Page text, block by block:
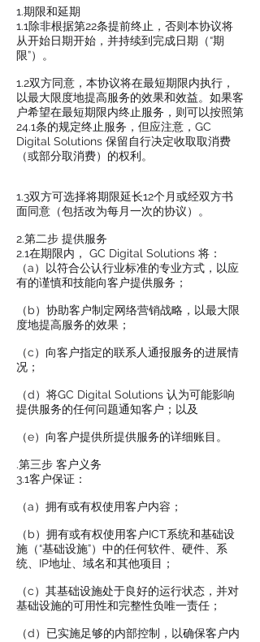
1.期限和延期
1.1除非根据第22条提前终止，否则本协议将
从开始日期开始，并持续到完成日期（“期
限”）。
1.2双方同意，本协议将在最短期限内执行，
以最大限度地提高服务的效果和效益。如果客
户希望在最短期限内终止服务，则可以按照第
24.1条的规定终止服务，但应注意，GC
Digital Solutions 保留自行决定收取取消费
（或部分取消费）的权利。
1.3双方可选择将期限延长12个月或经双方书
面同意（包括改为每月一次的协议）。
2.第二步 提供服务
2.1在期限内， GC Digital Solutions 将：
（a）以符合公认行业标准的专业方式，以应
有的谨慎和技能向客户提供服务；
（b）协助客户制定网络营销战略，以最大限
度地提高服务的效果；
（c）向客户指定的联系人通报服务的进展情
况；
（d）将GC Digital Solutions 认为可能影响
提供服务的任何问题通知客户；以及
（e）向客户提供所提供服务的详细账目。
.第三步 客户义务
3.1客户保证：
（a）拥有或有权使用客户内容；
（b）拥有或有权使用客户ICT系统和基础设
施（“基础设施”）中的任何软件、硬件、系
统、IP地址、域名和其他项目；
（c）其基础设施处于良好的运行状态，并对
基础设施的可用性和完整性负唯一责任；
（d）已实施足够的内部控制，以确保客户内